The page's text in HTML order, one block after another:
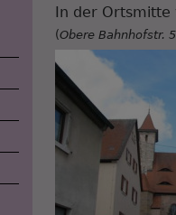
In der Ortsmitte
(Obere Bahnhofstr. 5